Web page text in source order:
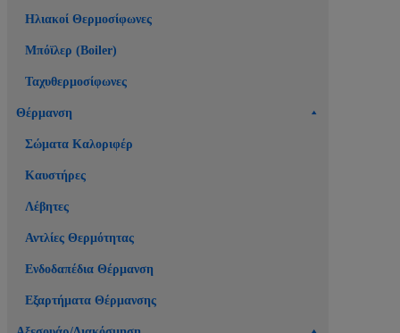
Ηλιακοί Θερμοσίφωνες
Μπόϊλερ (Boiler)
Ταχυθερμοσίφωνες
Θέρμανση
Σώματα Καλοριφέρ
Καυστήρες
Λέβητες
Αντλίες Θερμότητας
Ενδοδαπέδια Θέρμανση
Εξαρτήματα Θέρμανσης